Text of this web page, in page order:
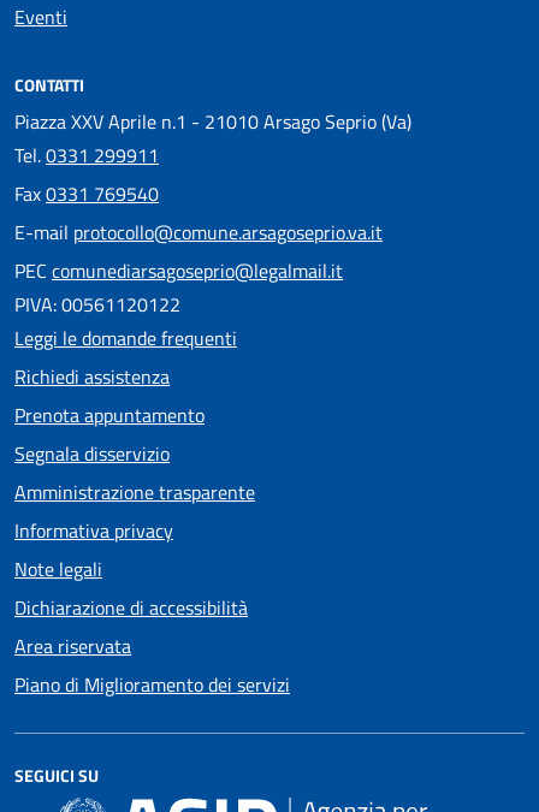
Eventi
CONTATTI
Piazza XXV Aprile n.1 - 21010 Arsago Seprio (Va)
Tel.0331 299911
Fax0331 769540
E-mail protocollo@comune.arsagoseprio.va.it
PEC comunediarsagoseprio@legalmail.it
PIVA: 00561120122
Leggi le domande frequenti
Richiedi assistenza
Prenota appuntamento
Segnala disservizio
Amministrazione trasparente
Informativa privacy
Note legali
Dichiarazione di accessibilità
Area riservata
Piano di Miglioramento dei servizi
SEGUICI SU